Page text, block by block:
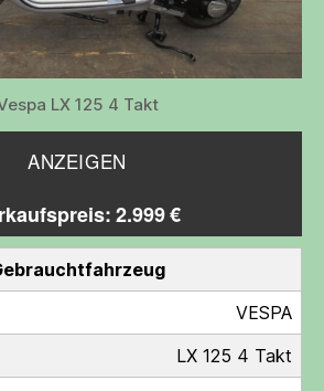
LX 125 4 Takt
ANZEIGEN
2.999 €
VESPA
LX 125 4 Takt